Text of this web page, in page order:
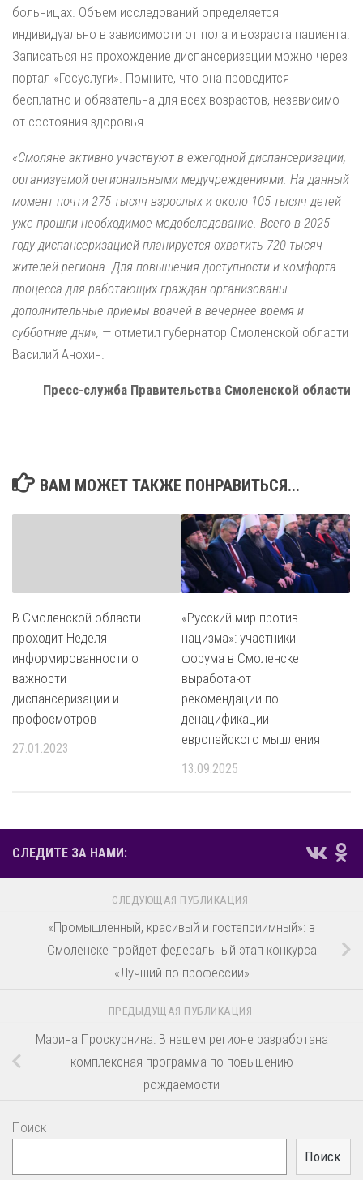
больницах. Объем исследований определяется
индивидуально в зависимости от пола и возраста пациента.
Записаться на прохождение диспансеризации можно через
портал «Госуслуги». Помните, что она проводится
бесплатно и обязательна для всех возрастов, независимо
от состояния здоровья.
«Смоляне активно участвуют в ежегодной диспансеризации,
организуемой региональными медучреждениями. На данный
момент почти 275 тысяч взрослых и около 105 тысяч детей
уже прошли необходимое медобследование. Всего в 2025
году диспансеризацией планируется охватить 720 тысяч
жителей региона. Для повышения доступности и комфорта
процесса для работающих граждан организованы
дополнительные приемы врачей в вечернее время и
субботние дни», — отметил губернатор Смоленской области
Василий Анохин.
Пресс-служба Правительства Смоленской области
ВАМ МОЖЕТ ТАКЖЕ ПОНРАВИТЬСЯ...
В Смоленской области
проходит Неделя
информированности о
важности
диспансеризации и
профосмотров
27.01.2023
«Русский мир против
нацизма»: участники
форума в Смоленске
выработают
рекомендации по
денацификации
европейского мышления
13.09.2025
СЛЕДИТЕ ЗА НАМИ:
СЛЕДУЮЩАЯ ПУБЛИКАЦИЯ
«Промышленный, красивый и гостеприимный»: в
Смоленске пройдет федеральный этап конкурса
«Лучший по профессии»
ПРЕДЫДУЩАЯ ПУБЛИКАЦИЯ
Марина Проскурнина: В нашем регионе разработана
комплексная программа по повышению
рождаемости
Поиск
Поиск